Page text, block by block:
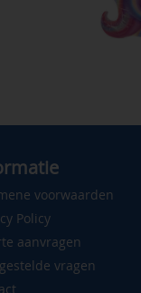
voorwaarden
Policy
aanvragen
vragen